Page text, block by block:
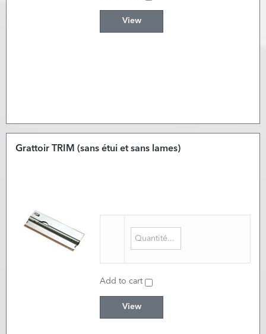
View
Grattoir TRIM (sans étui et sans lames)
Add to cart
View